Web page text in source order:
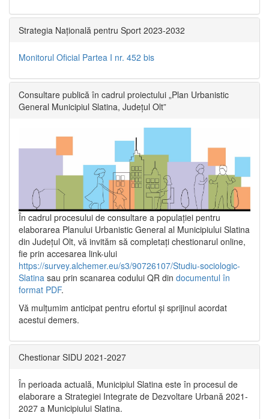
Strategia Națională pentru Sport 2023-2032
Monitorul Oficial Partea I nr. 452 bis
Consultare publică în cadrul proiectului „Plan Urbanistic
General Municipiul Slatina, Județul Olt”
În cadrul procesului de consultare a populaţiei pentru
elaborarea Planului Urbanistic General al Municipiului Slatina
din Județul Olt, vă invităm să completați chestionarul online,
fie prin accesarea link-ului
https://survey.alchemer.eu/s3/90726107/Studiu-sociologic-
Slatina sau prin scanarea codului QR din documentul în
format PDF.
Vă mulţumim anticipat pentru efortul şi sprijinul acordat
acestui demers.
Chestionar SIDU 2021-2027
În perioada actuală, Municipiul Slatina este în procesul de
elaborare a Strategiei Integrate de Dezvoltare Urbană 2021‐
2027 a Municipiului Slatina.